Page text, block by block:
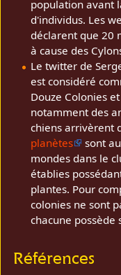
population avant
d'individus. Les
déclarent que 20
à cause des
Le twitter de
est considéré
Douze Colonies
notamment des
chiens arrivèrent
planètes
sont
mondes dans le
établies
plantes. Pour
colonies ne sont
chacune
Références